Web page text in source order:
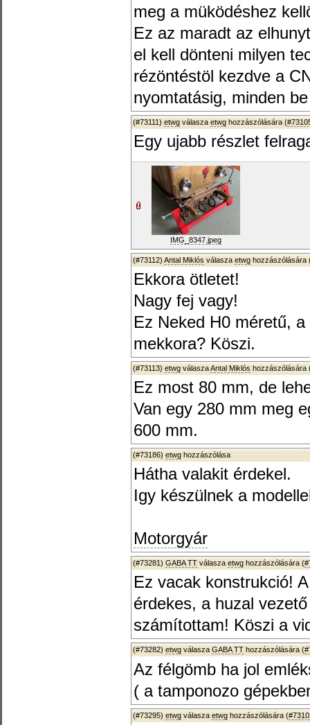
meg a müködéshez
Ez az maradt az
el kell dönteni milyen
rézöntéstöl kezdve a
nyomtatásig, minden
(#73111) etwg válasza etwg hozzászólására (
Egy ujabb részlet
IMG_8347.jpeg
(#73112) Antal Miklós válasza etwg hozzászólására
Ekkora ötletet!
Nagy fej vagy!
Ez Neked H0 méretű,
mekkora? Köszi.
(#73113) etwg válaszaAntal Miklós hozzászólására
Ez most 80 mm, de
Van egy 280 mm meg
600 mm.
(#73186) etwg hozzászólása
Hátha valakit érdekel.
Igy készülnek a
Motorgyár
(#73281) GABA TT válasza etwg hozzászólására (
Ez vacak konstrukció!
érdekes, a huzal
számítottam! Köszi a
(#73282) etwg válasza GABA TT hozzászólására (
Az félgömb ha jol
( a tamponozo
(#73295) etwg válasza etwg hozzászólására (